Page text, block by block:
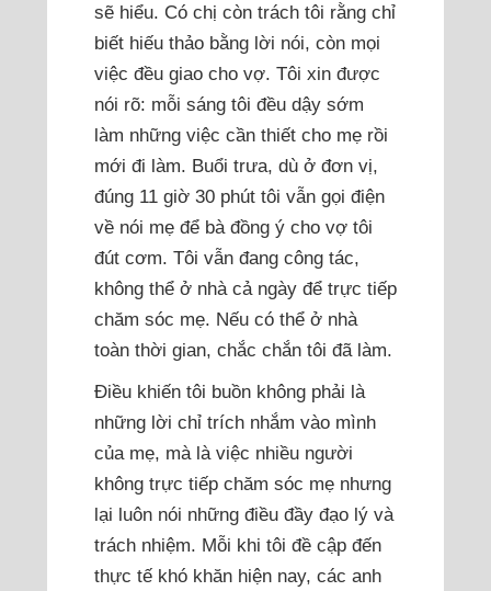
sẽ hiểu. Có chị còn trách tôi rằng chỉ
biết hiếu thảo bằng lời nói, còn mọi
việc đều giao cho vợ. Tôi xin được
nói rõ: mỗi sáng tôi đều dậy sớm
làm những việc cần thiết cho mẹ rồi
mới đi làm. Buổi trưa, dù ở đơn vị,
đúng 11 giờ 30 phút tôi vẫn gọi điện
về nói mẹ để bà đồng ý cho vợ tôi
đút cơm. Tôi vẫn đang công tác,
không thể ở nhà cả ngày để trực tiếp
chăm sóc mẹ. Nếu có thể ở nhà
toàn thời gian, chắc chắn tôi đã làm.
Điều khiến tôi buồn không phải là
những lời chỉ trích nhắm vào mình
của mẹ, mà là việc nhiều người
không trực tiếp chăm sóc mẹ nhưng
lại luôn nói những điều đầy đạo lý và
trách nhiệm. Mỗi khi tôi đề cập đến
thực tế khó khăn hiện nay, các anh